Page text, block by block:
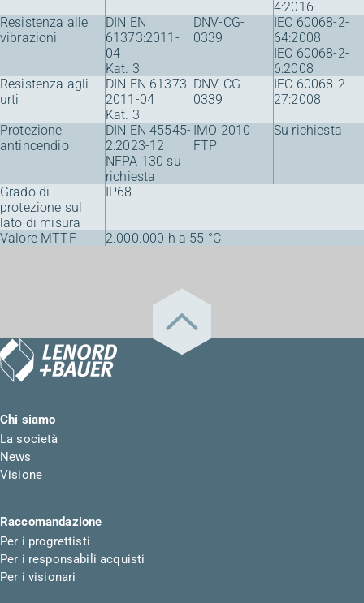
4:2016
Resistenza alle
vibrazioni
DIN EN
61373:2011-
04
Kat. 3
DNV-CG-
0339
IEC 60068-2-
64:2008
IEC 60068-2-
6:2008
Resistenza agli
urti
DIN EN 61373-
2011-04
Kat. 3
DNV-CG-
0339
IEC 60068-2-
27:2008
Protezione
antincendio
DIN EN 45545-
2:2023-12
NFPA 130 su
richiesta
IMO 2010
FTP
Su richiesta
Grado di
protezione sul
lato di misura
IP68
Valore MTTF 2.000.000 h a 55 °C
Chi siamo
La società
News
Visione
Raccomandazione
Per i progrettisti
Per i responsabili acquisti
Per i visionari